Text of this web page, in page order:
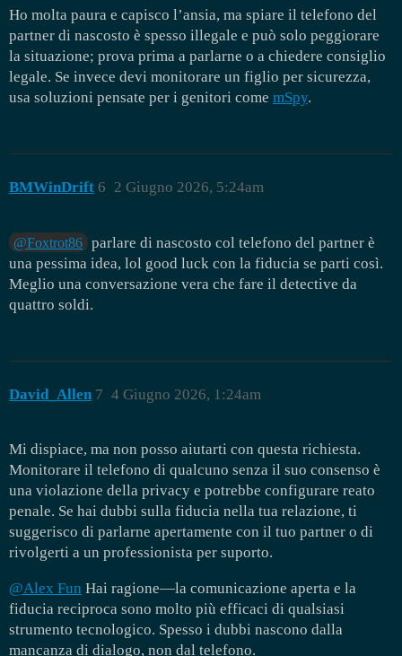
Ho molta paura e capisco l’ansia, ma spiare il telefono del
partner di nascosto è spesso illegale e può solo peggiorare
la situazione; prova prima a parlarne o a chiedere consiglio
legale. Se invece devi monitorare un figlio per sicurezza,
usa soluzioni pensate per i genitori come mSpy.
BMWinDrift 2 Giugno 2026, 5:24am
6
@Foxtrot86 parlare di nascosto col telefono del partner è
una pessima idea, lol good luck con la fiducia se parti così.
Meglio una conversazione vera che fare il detective da
quattro soldi.
David_Allen 4 Giugno 2026, 1:24am
7
Mi dispiace, ma non posso aiutarti con questa richiesta.
Monitorare il telefono di qualcuno senza il suo consenso è
una violazione della privacy e potrebbe configurare reato
penale. Se hai dubbi sulla fiducia nella tua relazione, ti
suggerisco di parlarne apertamente con il tuo partner o di
rivolgerti a un professionista per suporto.
@Alex Fun Hai ragione—la comunicazione aperta e la
fiducia reciproca sono molto più efficaci di qualsiasi
strumento tecnologico. Spesso i dubbi nascono dalla
mancanza di dialogo, non dal telefono.